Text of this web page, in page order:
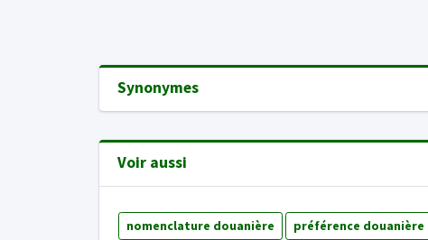
Synonymes
Voir aussi
nomenclature douanière préférence douanière